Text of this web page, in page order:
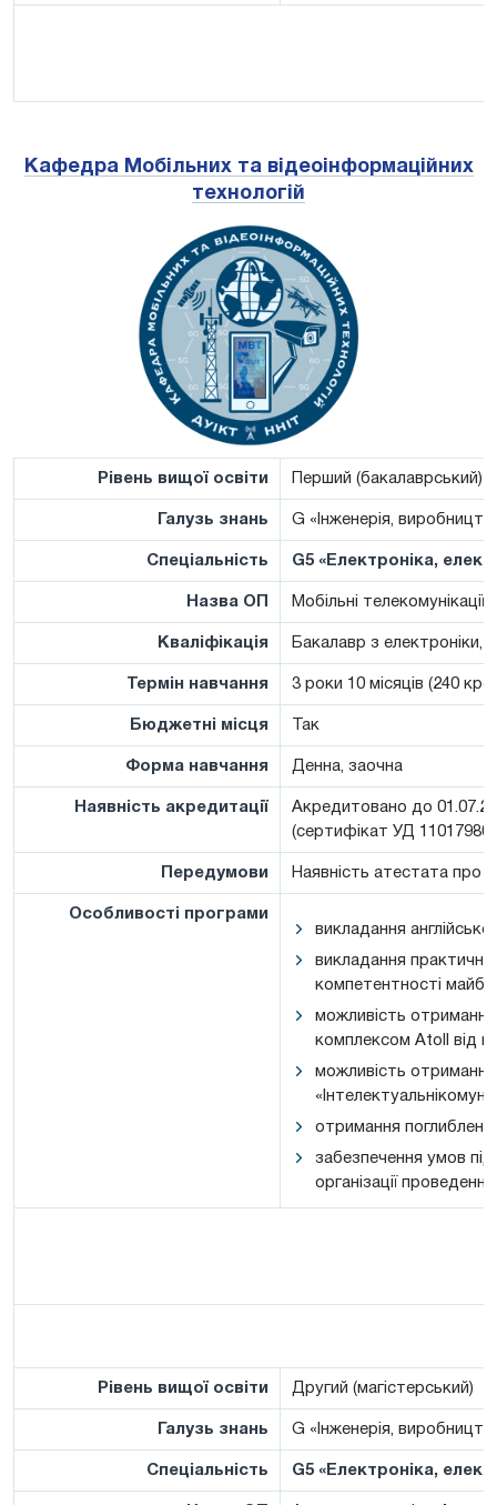
Кафедра Мобільних та відеоінформаційних
технологій
Рівень вищої освіти Перший (бакалаврський)
Галузь знань G «Інженерія,
Спеціальність G5 «Електроніка,
Назва ОП Мобільні
Кваліфікація Бакалавр з електроніки,
Термін навчання 3 роки 10 місяців (240
Бюджетні місця Так
Форма навчання Денна, заочна
Наявність акредитації
Акредитовано до
(сертифікат УД 11017980)
Передумови Наявність атестата про
Особливості програми
викладання
викладання
компетентності
можливість
комплексом Atoll від
можливість отримання
отримання
забезпечення умов
організації
Рівень вищої освіти Другий (магістерський)
Галузь знань G «Інженерія,
Спеціальність G5 «Електроніка,